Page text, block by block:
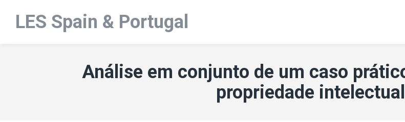
LES Spain & Portugal
Análise em conjunto de um caso
propriedade